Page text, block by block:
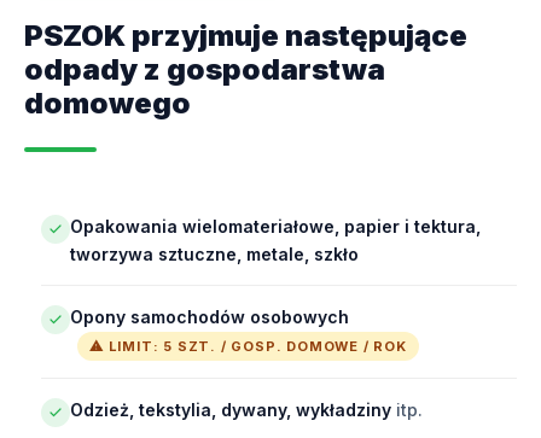
PSZOK przyjmuje następujące
odpady z gospodarstwa
domowego
Opakowania wielomateriałowe, papier i tektura,
tworzywa sztuczne, metale, szkło
Opony samochodów osobowych
⚠ LIMIT: 5 SZT. / GOSP. DOMOWE / ROK
Odzież, tekstylia, dywany, wykładziny itp.